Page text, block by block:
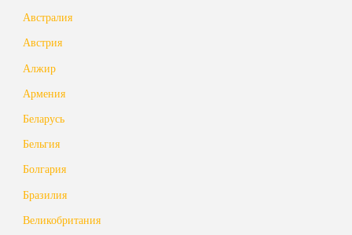
Австралия
Австрия
Алжир
Армения
Беларусь
Бельгия
Болгария
Бразилия
Великобритания